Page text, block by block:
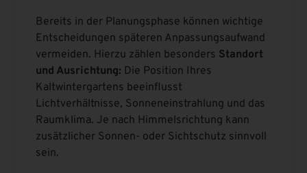
Bereits in der Planungsphase können wichtige
Entscheidungen späteren Anpassungsaufwand
vermeiden. Hierzu zählen besonders Standort
und Ausrichtung: Die Position Ihres
Kaltwintergartens beeinflusst
Lichtverhältnisse, Sonneneinstrahlung und das
Raumklima. Je nach Himmelsrichtung kann
zusätzlicher Sonnen- oder Sichtschutz sinnvoll
sein.